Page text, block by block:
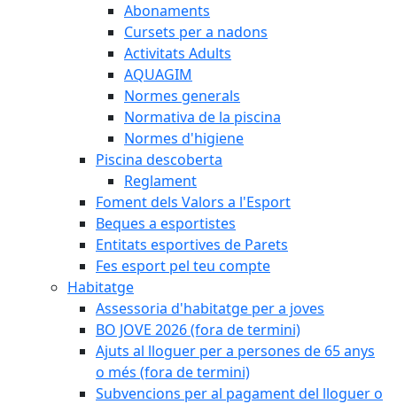
Abonaments
Cursets per a nadons
Activitats Adults
AQUAGIM
Normes generals
Normativa de la piscina
Normes d'higiene
Piscina descoberta
Reglament
Foment dels Valors a l'Esport
Beques a esportistes
Entitats esportives de Parets
Fes esport pel teu compte
Habitatge
Assessoria d'habitatge per a joves
BO JOVE 2026 (fora de termini)
Ajuts al lloguer per a persones de 65 anys
o més (fora de termini)
Subvencions per al pagament del lloguer o